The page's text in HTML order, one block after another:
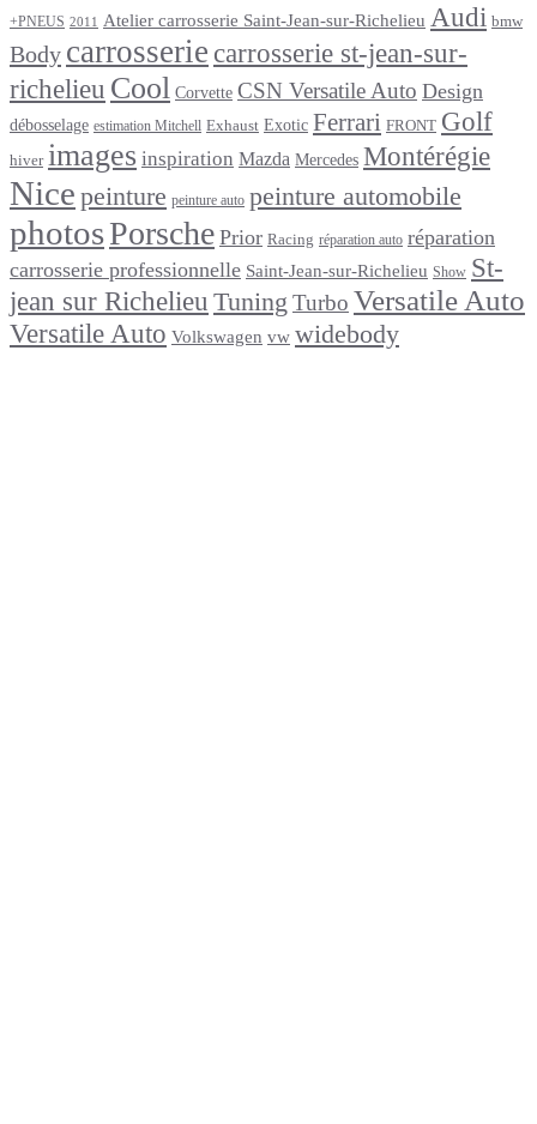
+PNEUS 2011 Atelier carrosserie Saint-Jean-sur-Richelieu Audi bmw
Body carrosserie carrosserie st-jean-sur-
richelieu Cool Corvette CSN Versatile Auto Design
débosselage estimation Mitchell Exhaust Exotic Ferrari FRONT Golf
hiver images inspiration Mazda Mercedes Montérégie
Nice peinture peinture auto peinture automobile
photosPorsche Prior Racing réparation auto réparation
carrosserie professionnelle Saint-Jean-sur-Richelieu Show St-
jean sur Richelieu Tuning Turbo Versatile Auto
Versatile Auto Volkswagen vw widebody